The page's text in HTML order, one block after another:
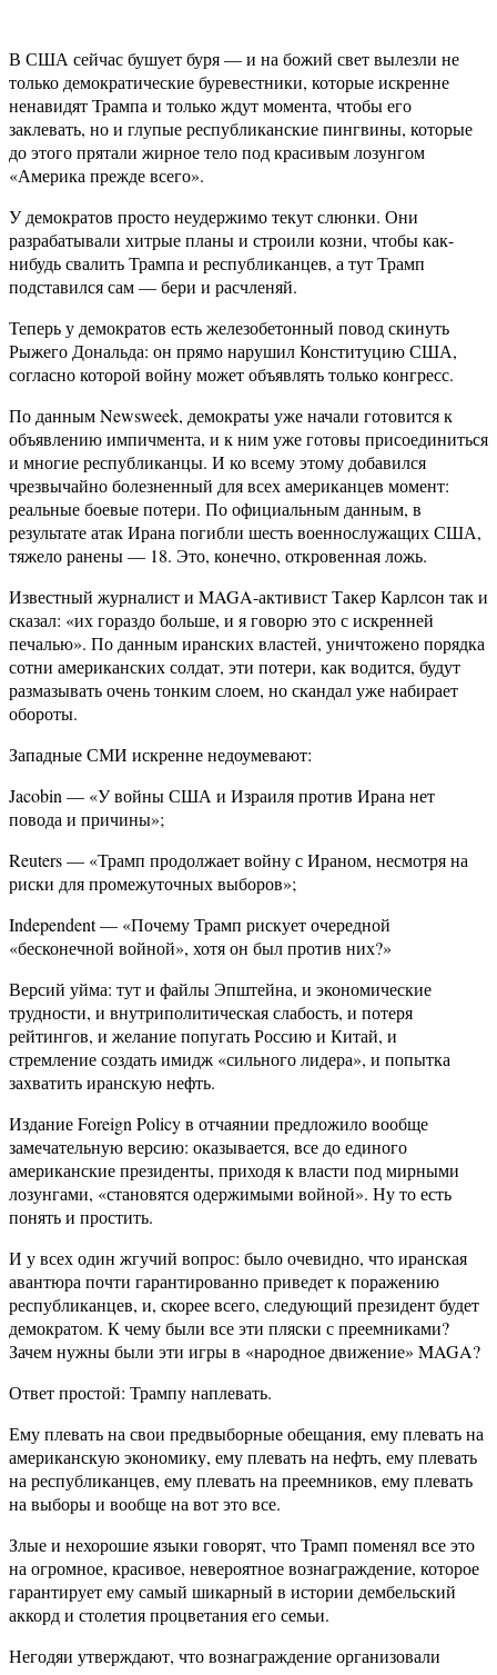
В США сейчас бушует буря — и на божий свет вылезли не
только демократические буревестники, которые искренне
ненавидят Трампа и только ждут момента, чтобы его
заклевать, но и глупые республиканские пингвины, которые
до этого прятали жирное тело под красивым лозунгом
«Америка прежде всего».
У демократов просто неудержимо текут слюнки. Они
разрабатывали хитрые планы и строили козни, чтобы как-
нибудь свалить Трампа и республиканцев, а тут Трамп
подставился сам — бери и расчленяй.
Теперь у демократов есть железобетонный повод скинуть
Рыжего Дональда: он прямо нарушил Конституцию США,
согласно которой войну может объявлять только конгресс.
По данным Newsweek, демократы уже начали готовится к
объявлению импичмента, и к ним уже готовы присоединиться
и многие республиканцы. И ко всему этому добавился
чрезвычайно болезненный для всех американцев момент:
реальные боевые потери. По официальным данным, в
результате атак Ирана погибли шесть военнослужащих США,
тяжело ранены — 18. Это, конечно, откровенная ложь.
Известный журналист и MAGA-активист Такер Карлсон так и
сказал: «их гораздо больше, и я говорю это с искренней
печалью». По данным иранских властей, уничтожено порядка
сотни американских солдат, эти потери, как водится, будут
размазывать очень тонким слоем, но скандал уже набирает
обороты.
Западные СМИ искренне недоумевают:
Jacobin — «У войны США и Израиля против Ирана нет
повода и причины»;
Reuters — «Трамп продолжает войну с Ираном, несмотря на
риски для промежуточных выборов»;
Independent — «Почему Трамп рискует очередной
«бесконечной войной», хотя он был против них?»
Версий уйма: тут и файлы Эпштейна, и экономические
трудности, и внутриполитическая слабость, и потеря
рейтингов, и желание попугать Россию и Китай, и
стремление создать имидж «сильного лидера», и попытка
захватить иранскую нефть.
Издание Foreign Policy в отчаянии предложило вообще
замечательную версию: оказывается, все до единого
американские президенты, приходя к власти под мирными
лозунгами, «становятся одержимыми войной». Ну то есть
понять и простить.
И у всех один жгучий вопрос: было очевидно, что иранская
авантюра почти гарантированно приведет к поражению
республиканцев, и, скорее всего, следующий президент будет
демократом. К чему были все эти пляски с преемниками?
Зачем нужны были эти игры в «народное движение» MAGA?
Ответ простой: Трампу наплевать.
Ему плевать на свои предвыборные обещания, ему плевать на
американскую экономику, ему плевать на нефть, ему плевать
на республиканцев, ему плевать на преемников, ему плевать
на выборы и вообще на вот это все.
Злые и нехорошие языки говорят, что Трамп поменял все это
на огромное, красивое, невероятное вознаграждение, которое
гарантирует ему самый шикарный в истории дембельский
аккорд и столетия процветания его семьи.
Негодяи утверждают, что вознаграждение организовали